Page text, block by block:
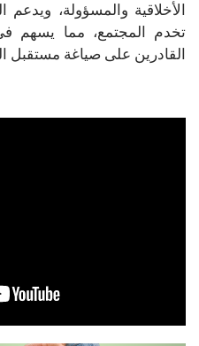
الأخلاقية والمسؤولة، ويدعم
تخدم المجتمع، مما يسهم
القادرين على صياغة